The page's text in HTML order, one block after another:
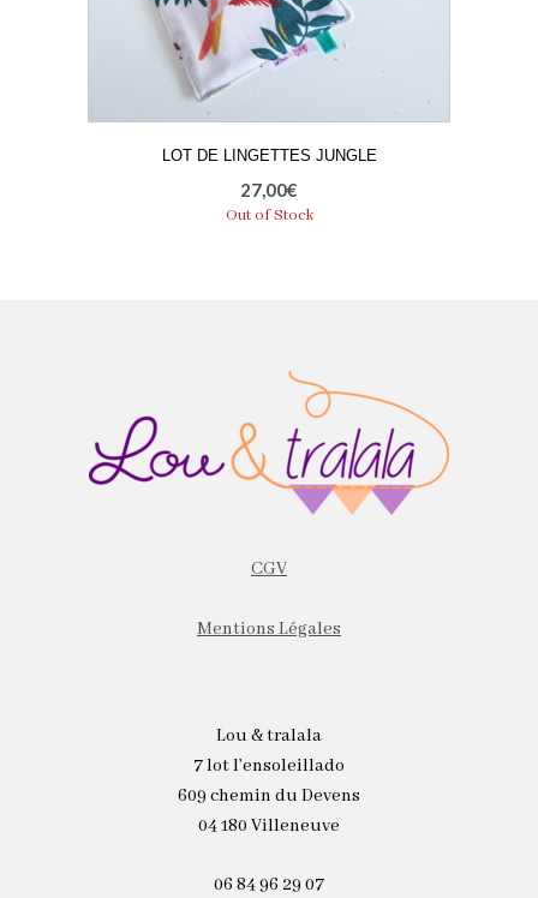
LOT DE LINGETTES JUNGLE
27,00€
Out of Stock
CGV
Mentions Légales
Lou & tralala
7 lot l’ensoleillado
609 chemin du Devens
04 180 Villeneuve
06 84 96 29 07